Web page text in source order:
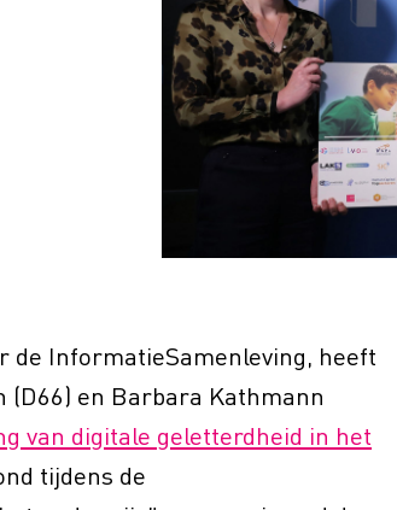
de InformatieSamenleving, heeft
(D66) en Barbara Kathmann
van digitale geletterdheid in het
tijdens de